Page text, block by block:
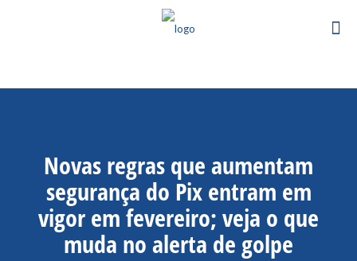
Novas regras que aumentam
segurança do Pix entram em
vigor em fevereiro; veja o que
muda no alerta de golpe